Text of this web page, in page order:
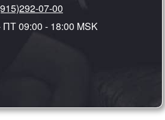
07-00
09:00 - 18:00 MSK